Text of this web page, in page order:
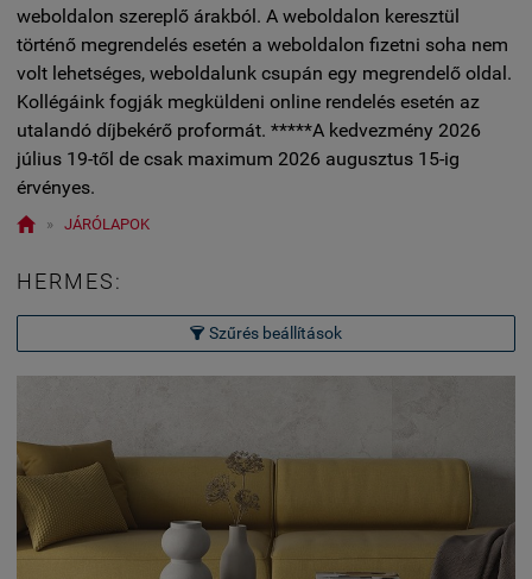
weboldalon szereplő árakból. A weboldalon keresztül
történő megrendelés esetén a weboldalon fizetni soha nem
volt lehetséges, weboldalunk csupán egy megrendelő oldal.
Kollégáink fogják megküldeni online rendelés esetén az
utalandó díjbekérő proformát. *****A kedvezmény 2026
július 19-től de csak maximum 2026 augusztus 15-ig
érvényes.
 » JÁRÓLAPOK
HERMES:
 Szűrés beállítások